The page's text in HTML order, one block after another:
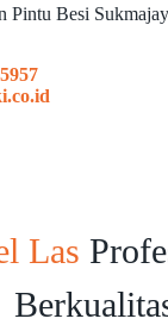
Pintu Besi
Las